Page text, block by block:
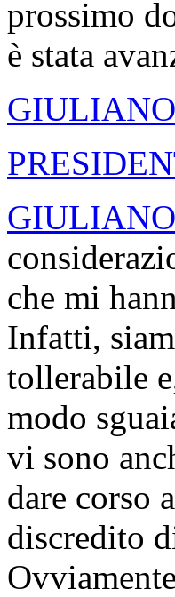
prossimo
è stata
che mi
Infatti,
tollerabile
modo
vi sono
dare corso
discredito